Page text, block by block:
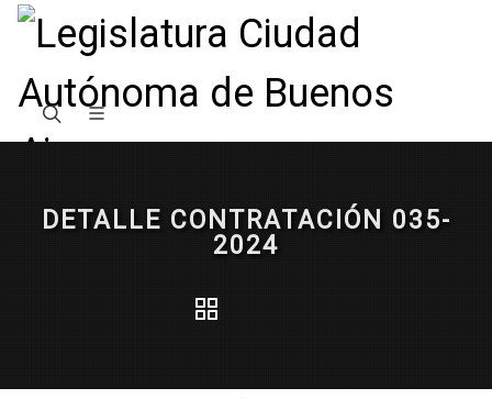
DETALLE CONTRATACIÓN 035-
2024